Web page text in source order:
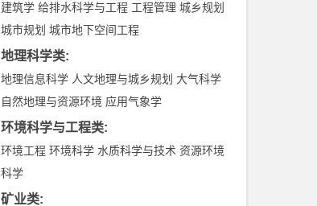
建筑学 给排水科学与工程 工程管理 城乡规划
城市规划 城市地下空间工程
地理科学类:
地理信息科学 人文地理与城乡规划 大气科学
自然地理与资源环境 应用气象学
环境科学与工程类:
环境工程 环境科学 水质科学与技术 资源环境
科学
矿业类: